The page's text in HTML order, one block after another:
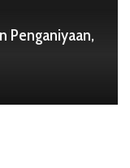
Penganiyaan,